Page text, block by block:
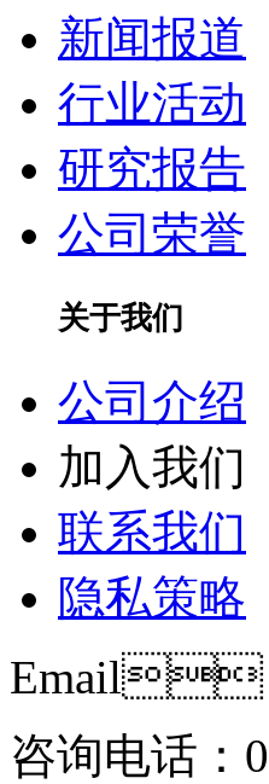
新闻报道
行业活动
研究报告
公司荣誉
关于我们
公司介绍
加入我们
联系我们
隐私策略
Email
咨询电话